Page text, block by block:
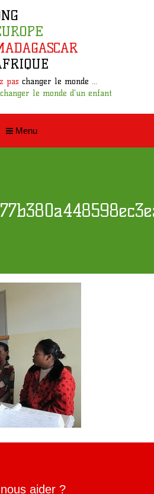
pas changer le monde ...
le monde d'un enfant
Menu
aider ?